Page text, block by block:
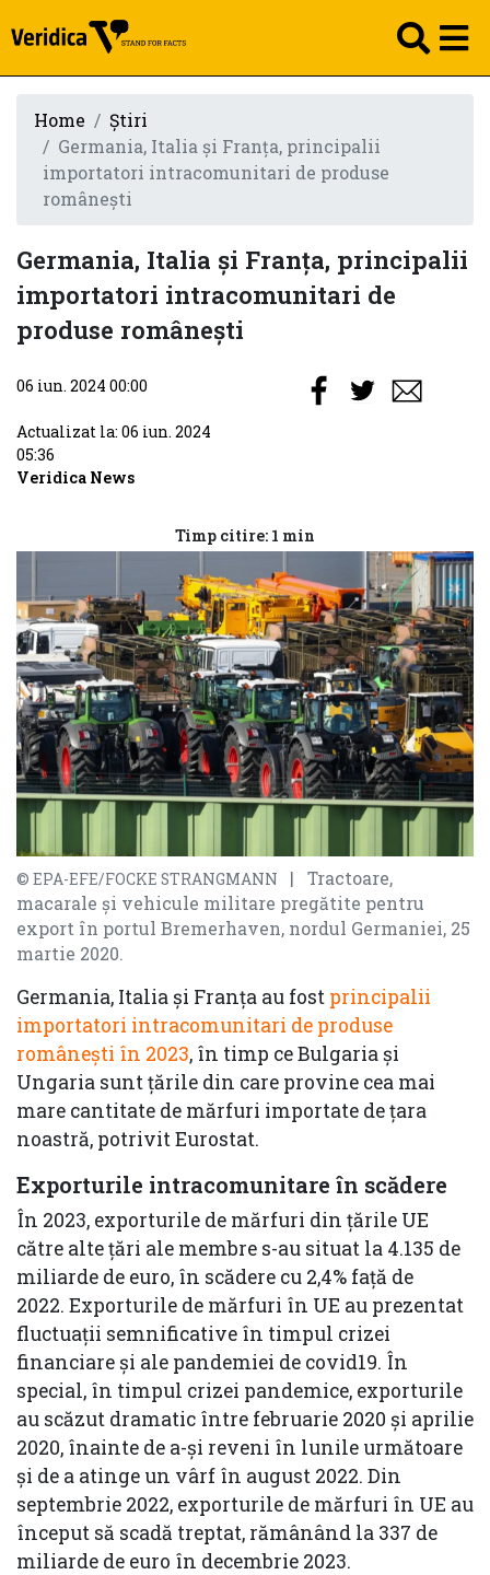
Home
Știri
Germania, Italia şi Franţa, principalii
importatori intracomunitari de produse
româneşti
Germania, Italia şi Franţa, principalii
importatori intracomunitari de
produse româneşti
© EPA-EFE/FOCKE STRANGMANN
| Tractoare,
macarale și vehicule militare pregătite pentru
export în portul Bremerhaven, nordul Germaniei, 25
martie 2020.
Germania, Italia şi Franţa au fost principalii
importatori intracomunitari de produse
româneşti în 2023, în timp ce Bulgaria şi
Ungaria sunt ţările din care provine cea mai
mare cantitate de mărfuri importate de ţara
noastră, potrivit Eurostat.
Exporturile intracomunitare în scădere
În 2023, exporturile de mărfuri din țările UE
către alte țări ale membre s-au situat la 4.135 de
miliarde de euro, în scădere cu 2,4% față de
2022. Exporturile de mărfuri în UE au prezentat
fluctuații semnificative în timpul crizei
financiare și ale pandemiei de covid19. În
special, în timpul crizei pandemice, exporturile
au scăzut dramatic între februarie 2020 și aprilie
2020, înainte de a-și reveni în lunile următoare
și de a atinge un vârf în august 2022. Din
septembrie 2022, exporturile de mărfuri în UE au
început să scadă treptat, rămânând la 337 de
miliarde de euro în decembrie 2023.
06 iun. 2024 00:00
Actualizat la: 06 iun. 2024
05:36
Veridica News
Timp citire: 1 min